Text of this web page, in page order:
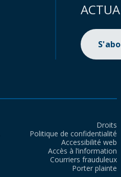
Droits
Politique de confidentialité
Accessibilité web
Accès à l’information
Courriers frauduleux
Porter plainte